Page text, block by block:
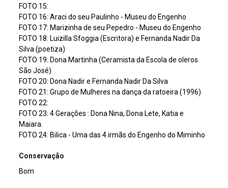
FOTO 15:
FOTO 16: Araci do seu Paulinho - Museu do Engenho
FOTO 17: Marizinha de seu Pepedro - Museu do Engenho
FOTO 18: Luizilla Sfoggia (Escritora) e Fernanda Nadir Da
Silva (poetiza)
FOTO 19: Dona Martinha (Ceramista da Escola de oleros
São José)
FOTO 20: Dona Nadir e Fernanda Nadir Da Silva
FOTO 21: Grupo de Mulheres na dança da ratoeira (1996)
FOTO 22:
FOTO 23: 4 Gerações : Dona Nina, Dona Lete, Katia e
Maiara.
FOTO 24: Bilica - Uma das 4 irmãs do Engenho do Miminho
Conservação
Bom